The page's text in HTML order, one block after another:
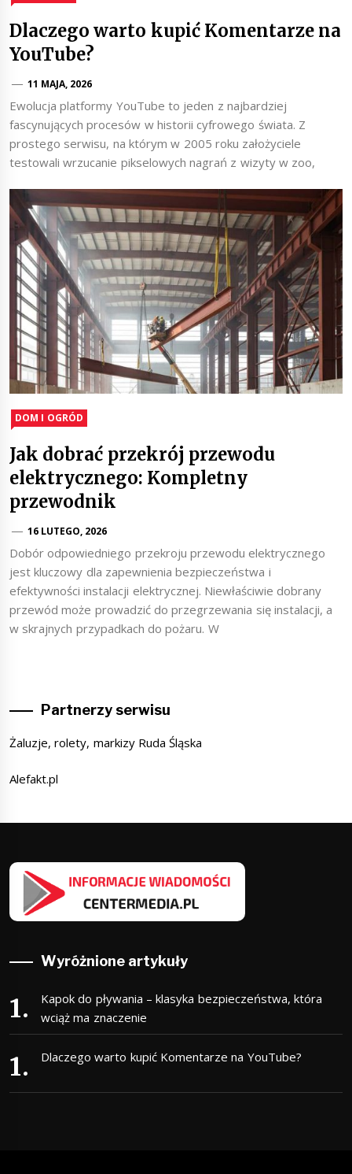
Dlaczego warto kupić Komentarze na
YouTube?
11 MAJA, 2026
Ewolucja platformy YouTube to jeden z najbardziej
fascynujących procesów w historii cyfrowego świata. Z
prostego serwisu, na którym w 2005 roku założyciele
testowali wrzucanie pikselowych nagrań z wizyty w zoo,
DOM I OGRÓD
Jak dobrać przekrój przewodu
elektrycznego: Kompletny
przewodnik
16 LUTEGO, 2026
Dobór odpowiedniego przekroju przewodu elektrycznego
jest kluczowy dla zapewnienia bezpieczeństwa i
efektywności instalacji elektrycznej. Niewłaściwie dobrany
przewód może prowadzić do przegrzewania się instalacji, a
w skrajnych przypadkach do pożaru. W
Partnerzy serwisu
Żaluzje, rolety, markizy Ruda Śląska
Alefakt.pl
Wyróżnione artykuły
Kapok do pływania – klasyka bezpieczeństwa, która
wciąż ma znaczenie
Dlaczego warto kupić Komentarze na YouTube?